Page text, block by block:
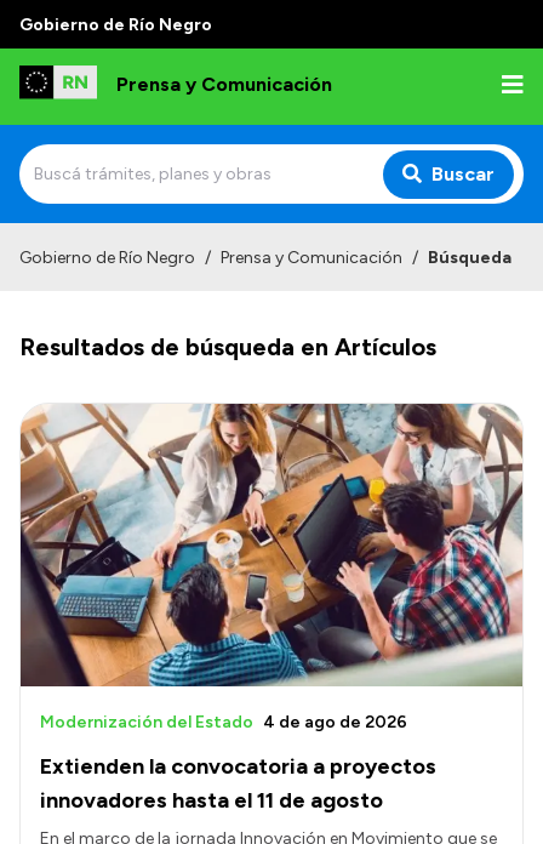
Gobierno de Río Negro
Prensa y Comunicación
Buscar
Autoridades
Referentes de prensa
Archivo de noticias
Transparencia
Presupuesto
Boletín Oficial
Compras y licitaciones
Consulta de expedientes
Convocatorias
Intranet
Gobierno de Río Negro / Prensa y Comunicación / Búsqueda
Resultados de búsqueda en Artículos
Extienden la convocatoria a proyectos
innovadores hasta el 11 de agosto
Modernización del Estado 4 de ago de 2026
En el marco de la jornada Innovación en Movimiento que se